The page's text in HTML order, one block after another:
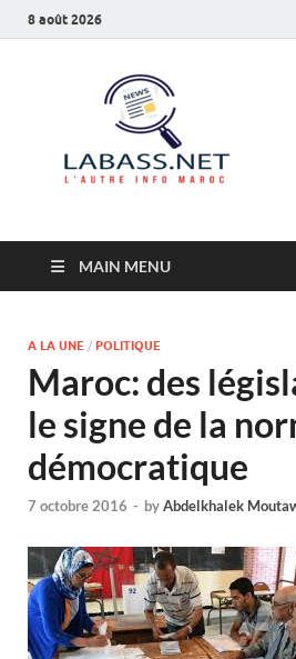
8 août 2026
MAIN MENU
A LA UNE / POLITIQUE
Maroc: des
le signe de la
démocratique
7 octobre 2016 - byAbdelkhalek